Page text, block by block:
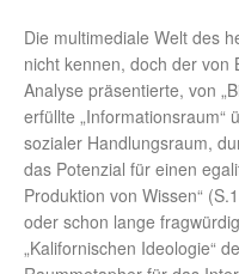
Die multimediale Welt des
nicht kennen, doch der von
Analyse präsentierte, von
erfüllte „Informationsraum“
sozialer Handlungsraum,
das Potenzial für einen
Produktion von Wissen“
oder schon lange
„Kalifornischen Ideologie“